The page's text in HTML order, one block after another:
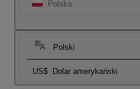
Polska
Polski
US$ Dolar amerykański